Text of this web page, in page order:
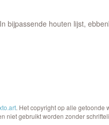
In bijpassende houten lijst,
. Het copyright op alle getoonde
niet gebruikt worden zonder